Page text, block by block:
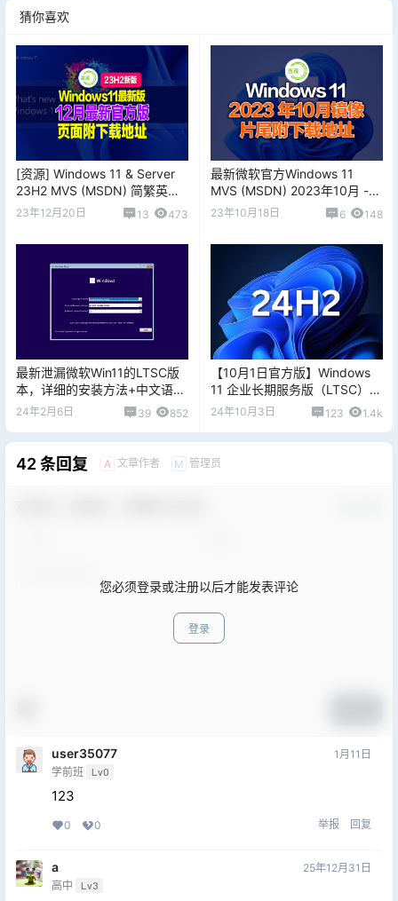
猜你喜欢
[资源] Windows 11 & Server
23H2 MVS (MSDN) 简繁英镜
像 - 2023 年 12 月
23年12月20日 13 473
最新微软官方Windows 11
MVS (MSDN) 2023年10月 -
简繁英镜像，直链下载
23年10月18日 6 148
最新泄漏微软Win11的LTSC版
本，详细的安装方法+中文语言
包，片尾附送分享地址
24年2月6日 39 852
【10月1日官方版】Windows
11 企业长期服务版（LTSC）
Enterprise_LTSC_2024_x64_z
h-CN_24H2_26100 [官方正式
版]
24年10月3日 123 1.4k
42 条回复 A 文章作者 M 管理员
您必须登录或注册以后才能发表评论
登录
user35077
学前班 Lv0
1月11日
123
0 0 举报 回复
a
高中 Lv3
25年12月31日